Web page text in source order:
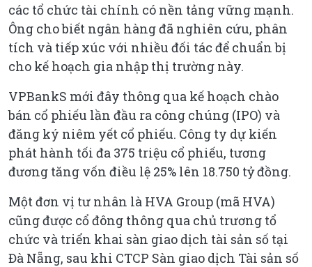
các tổ chức tài chính có nền tảng vững mạnh.
Ông cho biết ngân hàng đã nghiên cứu, phân
tích và tiếp xúc với nhiều đối tác để chuẩn bị
cho kế hoạch gia nhập thị trường này.
VPBankS mới đây thông qua kế hoạch chào
bán cổ phiếu lần đầu ra công chúng (IPO) và
đăng ký niêm yết cổ phiếu. Công ty dự kiến
phát hành tối đa 375 triệu cổ phiếu, tương
đương tăng vốn điều lệ 25% lên 18.750 tỷ đồng.
Một đơn vị tư nhân là HVA Group (mã HVA)
cũng được cổ đông thông qua chủ trương tổ
chức và triển khai sàn giao dịch tài sản số tại
Đà Nẵng, sau khi CTCP Sàn giao dịch Tài sản số